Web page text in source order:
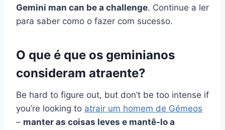
Gemini man can be a challenge. Continue a ler
para saber como o fazer com sucesso.
O que é que os geminianos
consideram atraente?
Be hard to figure out, but don’t be too intense if
you’re looking to atrair um homem de Gémeos
– manter as coisas leves e mantê-lo a